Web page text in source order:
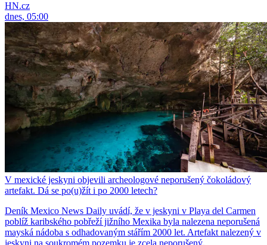
HN.cz
dnes, 05:00
V mexické jeskyni objevili archeologové neporušený čokoládový
artefakt. Dá se po(u)žít i po 2000 letech?
Deník Mexico News Daily uvádí, že v jeskyni v Playa del Carmen
poblíž karibského pobřeží jižního Mexika byla nalezena neporušená
mayská nádoba s odhadovaným stářím 2000 let. Artefakt nalezený v